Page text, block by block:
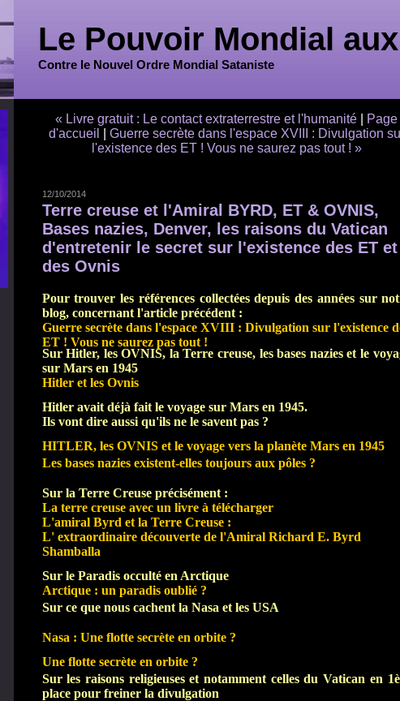
Le Pouvoir Mondial
Contre le Nouvel Ordre Mondial Sataniste
« Livre gratuit : Le contact extraterrestre et l'humanité
Page
d'accueil
Guerre secrète dans l'espace XVIII : Divulgation
l'existence des ET ! Vous ne saurez pas tout ! »
12/10/2014
Terre creuse et l'Amiral BYRD, ET & OVNIS,
Bases nazies, Denver, les raisons du Vatican
d'entretenir le secret sur l'existence des ET et
des Ovnis
Pour trouver les références collectées depuis des années sur
blog, concernant l'article précédent :
Guerre secrète dans l'espace XVIII : Divulgation sur l'existence
ET ! Vous ne saurez pas tout !
Sur Hitler, les OVNIS, la Terre creuse, les bases nazies et le
sur Mars en 1945
Hitler et les Ovnis
Hitler avait déjà fait le voyage sur Mars en 1945.
Ils vont dire aussi qu'ils ne le savent pas ?
HITLER, les OVNIS et le voyage vers la planète Mars en 1945
Les bases nazies existent-elles toujours aux pôles ?
Sur la Terre Creuse précisément :
La terre creuse avec un livre à télécharger
L'amiral Byrd et la Terre Creuse :
L' extraordinaire découverte de l'Amiral Richard E. Byrd
Shamballa
Sur le Paradis occulté en Arctique
Arctique : un paradis oublié ?
Sur ce que nous cachent la Nasa et les USA
Nasa : Une flotte secrète en orbite ?
Une flotte secrète en orbite ?
Sur les raisons religieuses et notamment celles du Vatican en
place pour freiner la divulgation